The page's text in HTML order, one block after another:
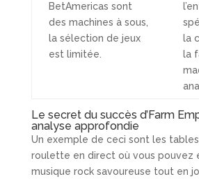
BetAmericas sont
des machines à sous,
la sélection de jeux
est limitée.
la
la
Le secret du succès d’Farm
analyse approfondie
Un exemple de ceci sont les tables
roulette en direct où vous pouvez
musique rock savoureuse tout en